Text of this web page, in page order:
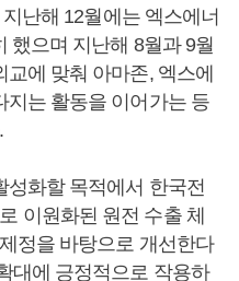
난해 12월에는 엑스에너
했으며 지난해 8월과 9월
에 맞춰 아마존, 엑스에
지는 활동을 이어가는 등
성화할 목적에서 한국전
이원화된 원전 수출 체
정을 바탕으로 개선한다
대에 긍정적으로 작용하